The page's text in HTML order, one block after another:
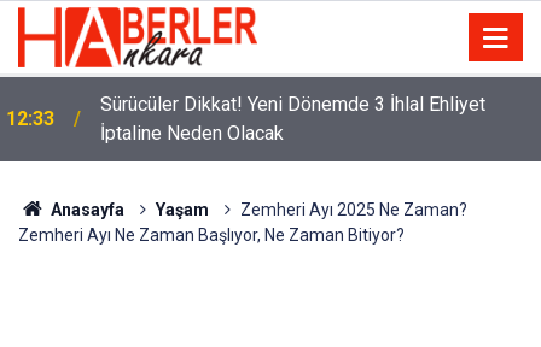
12:33
Sürücüler Dikkat! Yeni Dönemde 3 İhlal Ehliyet
İptaline Neden Olacak
Anasayfa Yaşam
Zemheri Ayı 2025 Ne Zaman?
Zemheri Ayı Ne Zaman Başlıyor, Ne Zaman Bitiyor?